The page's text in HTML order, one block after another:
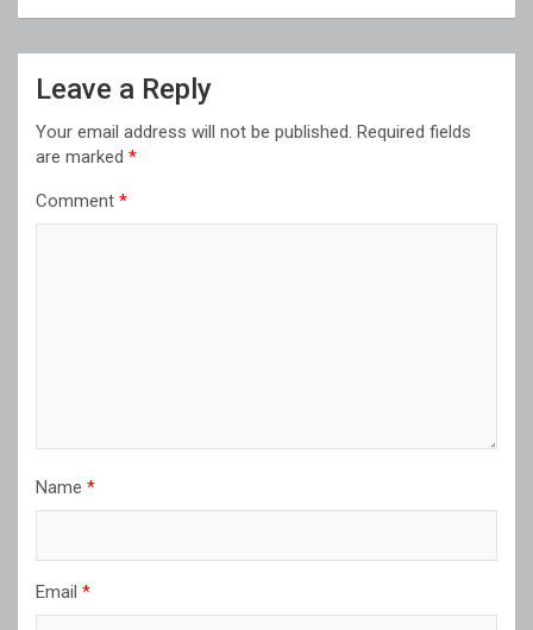
Leave a Reply
Your email address will not be published. Required fields
are marked *
Comment *
Name *
Email *